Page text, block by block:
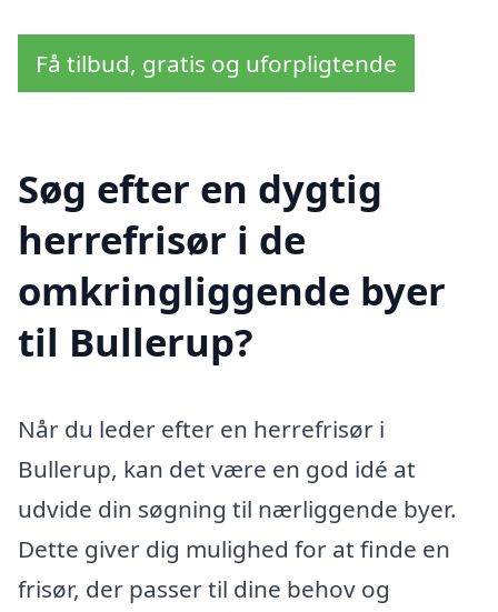
Få tilbud, gratis og uforpligtende
Søg efter en dygtig
herrefrisør i de
omkringliggende byer
til Bullerup?
Når du leder efter en herrefrisør i
Bullerup, kan det være en god idé at
udvide din søgning til nærliggende byer.
Dette giver dig mulighed for at finde en
frisør, der passer til dine behov og